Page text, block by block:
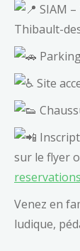
SIAM
Thibault-
Site
sur le flyer
Venez en
ludique,